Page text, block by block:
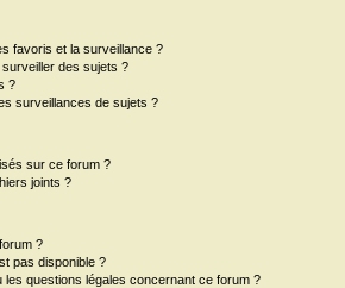
favoris et la surveillance ?
des sujets ?
?
surveillances de sujets ?
sur ce forum ?
joints ?
?
pas disponible ?
questions légales concernant ce forum ?